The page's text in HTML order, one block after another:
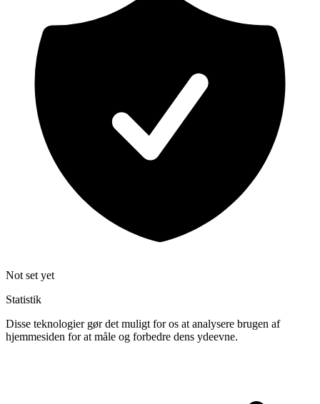
Not set yet
Statistik
Disse teknologier gør det muligt for os at analysere brugen af
hjemmesiden for at måle og forbedre dens ydeevne.